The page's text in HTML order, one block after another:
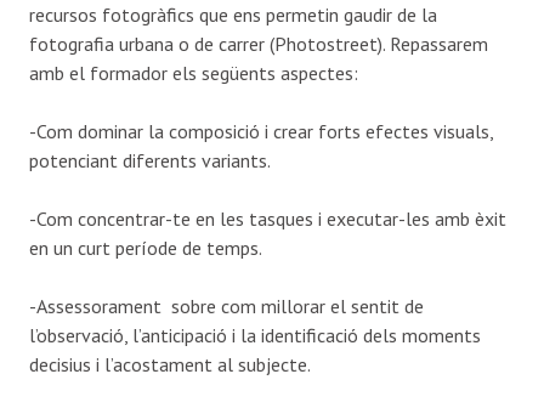
recursos fotogràfics que ens permetin gaudir de la
fotografia urbana o de carrer (Photostreet). Repassarem
amb el formador els següents aspectes:
-Com dominar la composició i crear forts efectes visuals,
potenciant diferents variants.
-Com concentrar-te en les tasques i executar-les amb èxit
en un curt període de temps.
-Assessorament sobre com millorar el sentit de
l’observació, l’anticipació i la identificació dels moments
decisius i l’acostament al subjecte.